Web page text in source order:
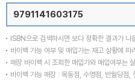
ISBN으로 검색하시면 보다 정확한 결과가 나
바이백 가능 여부 및 매입가는 재고 상황에 따
매장 바이백 시 조회한 매입가와 매입여부는
바이백 가능 매장 : 목동점, 수영점, 반월당점,